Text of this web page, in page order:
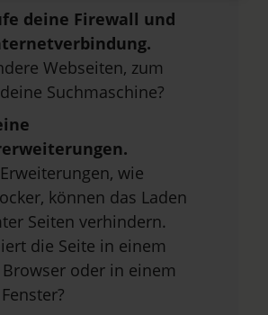
deine Firewall und
Webseiten, zum
Suchmaschine?
wie
können das Laden
Seiten verhindern.
die Seite in einem
oder in einem